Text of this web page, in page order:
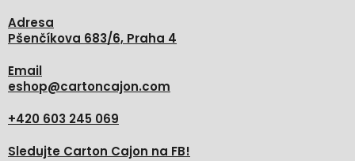
Adresa
Pšenčíkova 683/6, Praha 4
Email
eshop@cartoncajon.com
+420 603 245 069
Sledujte Carton Cajon na FB!